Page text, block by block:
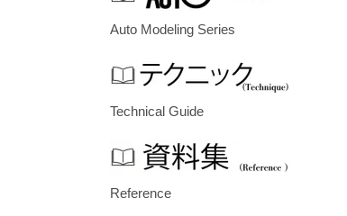
Auto Modeling Series
Technical Guide
Reference